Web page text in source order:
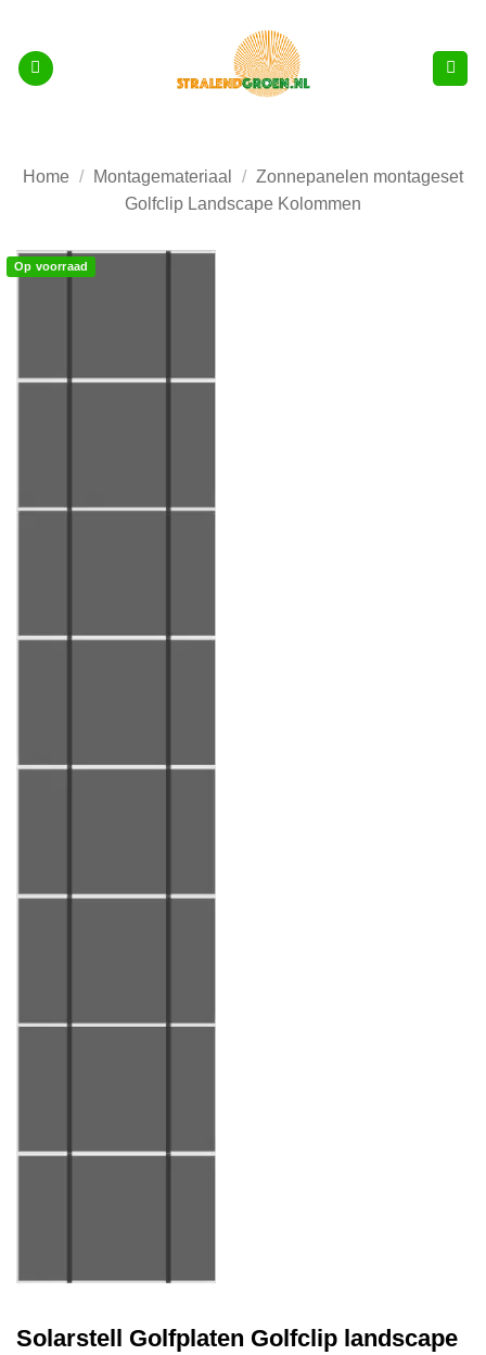
inhoud
Home / Montagemateriaal / Zonnepanelen montageset
Golfclip Landscape Kolommen
Op voorraad
Solarstell Golfplaten Golfclip landscape